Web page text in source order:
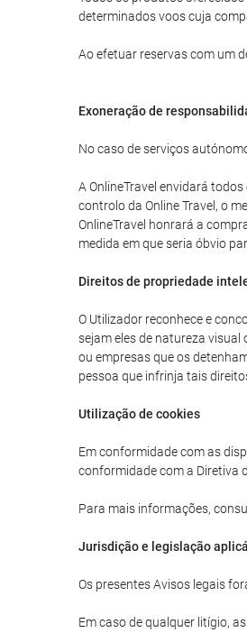
determinados voos cuja
Ao efetuar reservas com um
Exoneração de
No caso de serviços
A OnlineTravel envidará
controlo da Online Travel, o
OnlineTravel honrará a
medida em que seria óbvio
Direitos de propriedade
O Utilizador reconhece e
sejam eles de natureza
ou empresas que os
pessoa que infrinja tais
Utilização de cookies
Em conformidade com as
conformidade com a Diretiva
Para mais informações,
Jurisdição e legislação
Os presentes Avisos legais
Em caso de qualquer litígio,